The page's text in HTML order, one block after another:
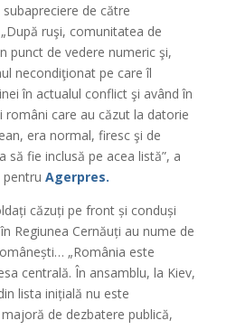
de către
ruşi, comunitatea de
punct de vedere numeric şi,
necondiţionat pe care îl
în actualul conflict şi având în
români care au căzut la datorie
era normal, firesc şi de
să fie inclusă pe acea listă”, a
pentru Agerpres.
căzuți pe front și conduși
Regiunea Cernăuți au nume de
„România este
centrală. În ansamblu, la Kiev,
lista inițială nu este
de dezbatere publică,